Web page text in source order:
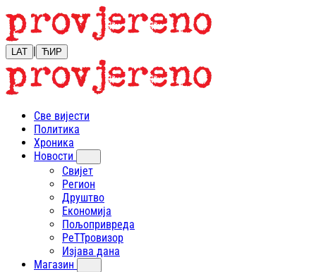
LAT | ЋИР
Све вијести
Политика
Хроника
Новости
Свијет
Регион
Друштво
Економија
Пољопривреда
РеТТровизор
Изјава дана
Магазин